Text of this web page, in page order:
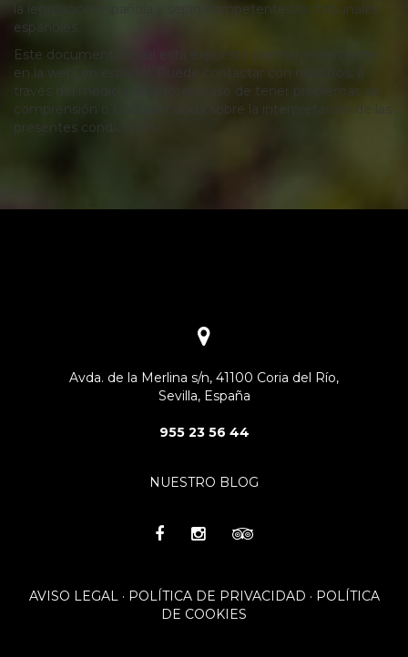
la legislación española y serán competentes los tribunales
españoles.
Este documento legal está expuesto permanentemente
en la web, en español. Puede contactar con nosotros, a
través del medio indicado, en caso de tener problemas de
comprensión o cualquier duda sobre la interpretación de las
presentes condiciones.
Avda. de la Merlina s/n, 41100 Coria del Río,
Sevilla, España
955 23 56 44
NUESTRO BLOG
AVISO LEGAL· POLÍTICA DE PRIVACIDAD · POLÍTICA
DE COOKIES